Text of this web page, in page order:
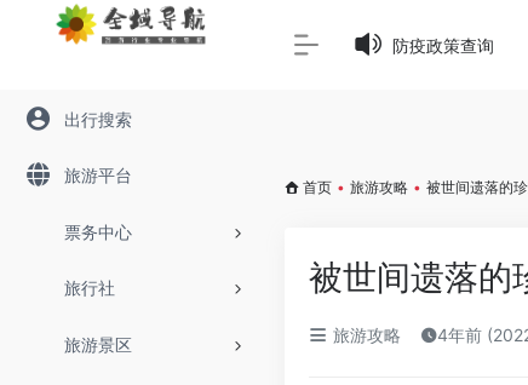
Warning: Array to string conversion in/www/wwwroot/
出行搜索
旅游平台
票务中心
旅行社
旅游景区
防疫政策查询
首页 • 旅游攻略 • 被世间遗落的
被世间遗落
旅游攻略 4年前